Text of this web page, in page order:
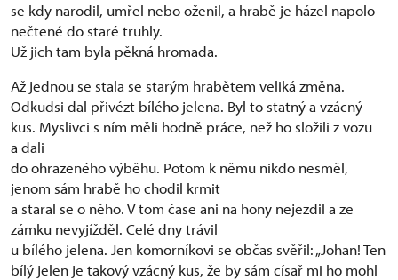
se kdy narodil, umřel nebo oženil, a hrabě je házel napolo
nečtené do staré truhly.
Už jich tam byla pěkná hromada.
Až jednou se stala se starým hrabětem veliká změna.
Odkudsi dal přivézt bílého jelena. Byl to statný a vzácný
kus. Myslivci s ním měli hodně práce, než ho složili z vozu
a dali
do ohrazeného výběhu. Potom k němu nikdo nesměl,
jenom sám hrabě ho chodil krmit
a staral se o něho. V tom čase ani na hony nejezdil a ze
zámku nevyjížděl. Celé dny trávil
u bílého jelena. Jen komorníkovi se občas svěřil: „Johan! Ten
bílý jelen je takový vzácný kus, že by sám císař mi ho mohl